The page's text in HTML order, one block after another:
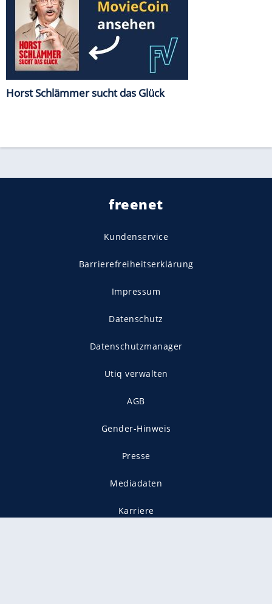
Horst Schlämmer sucht das Glück
freenet
Kundenservice
Barrierefreiheitserklärung
Impressum
Datenschutz
Datenschutzmanager
Utiq verwalten
AGB
Gender-Hinweis
Presse
Mediadaten
Karriere